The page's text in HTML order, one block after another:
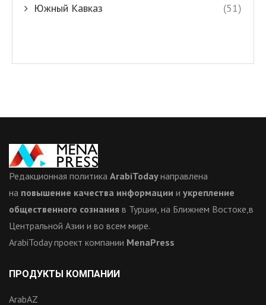
Южный Кавказ (51)
Редакционная политика ArabiTodayнаправлена
на повышение качества информации и укрепление
общественного сознания в Турции, на Ближнем Востоке,в
Центральной Азии и во всем мире.
ArabiToday проект компании MenaPress
ПРОДУКТЫ КОМПАНИИ
ArabAZ